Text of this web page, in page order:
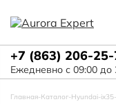
+7 (863) 206-
Ежедневно с 09:00 до
Главная-Каталог-Hyundai-ix35-